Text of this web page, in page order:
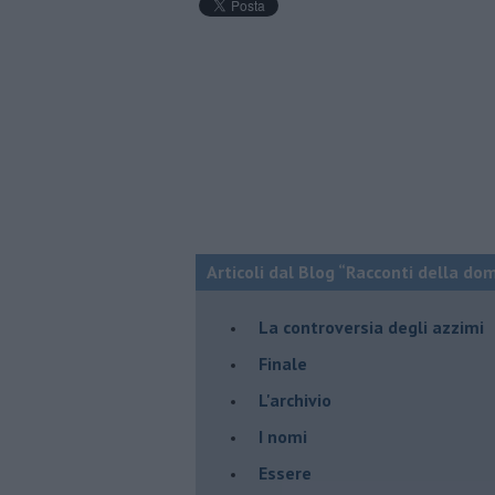
Articoli dal Blog “Racconti della
La controversia degli azzimi
Finale
L'archivio
I nomi
Essere